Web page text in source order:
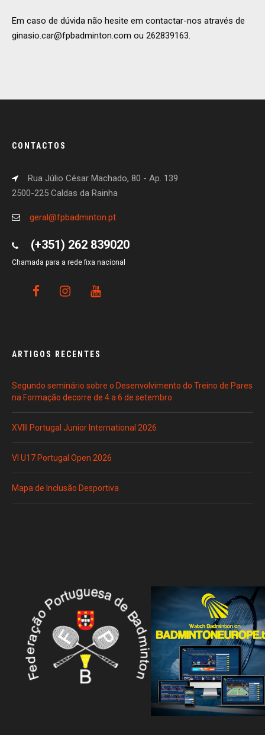
Em caso de dúvida não hesite em contactar-nos através de
ginasio.car@fpbadminton.com ou 262839163.
CONTACTOS
Rua Júlio César Machado, 80 - Ap. 139
2500-225 Caldas da Rainha
geral@fpbadminton.pt
(+351) 262 839020
Chamada para a rede fixa nacional
ARTIGOS RECENTES
Segundo seminário sobre o Desenvolvimento do Treino de Pares
na Formação decorre de 4 a 6 de setembro
XVIII Portugal Junior International 2026
VI U17 Portugal Open 2026
Mapa de Inclusão Desportiva